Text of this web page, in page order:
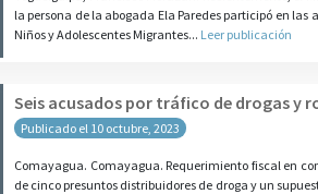
la persona de la abogada Ela Paredes participó en
Niños y Adolescentes Migrantes... Leer publicación
Seis acusados por tráfico de drogas y
Publicado el 10 octubre, 2023
Comayagua. Comayagua. Requerimiento fiscal en
de cinco presuntos distribuidores de droga y un